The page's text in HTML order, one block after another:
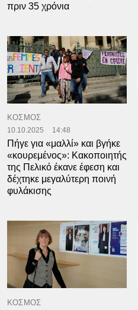
πριν 35 χρόνια
ΚΟΣΜΟΣ
10.10.2025 14:48
Πήγε για «μαλλί» και βγήκε
«κουρεμένος»: Κακοποιητής
της Πελικό έκανε έφεση και
δέχτηκε μεγαλύτερη ποινή
φυλάκισης
ΚΟΣΜΟΣ